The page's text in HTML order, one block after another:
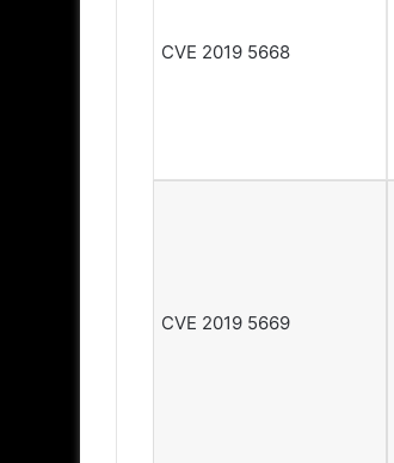
CVE 2019 5668
CVE 2019 5669